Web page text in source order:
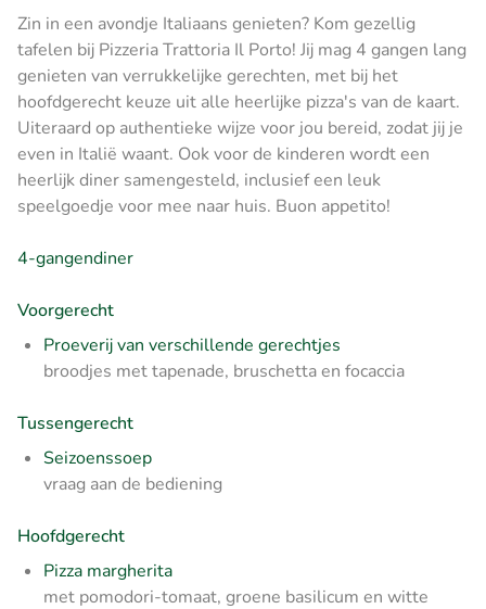
Zin in een avondje Italiaans genieten? Kom gezellig
tafelen bij Pizzeria Trattoria Il Porto! Jij mag 4 gangen lang
genieten van verrukkelijke gerechten, met bij het
hoofdgerecht keuze uit alle heerlijke pizza's van de kaart.
Uiteraard op authentieke wijze voor jou bereid, zodat jij je
even in Italië waant. Ook voor de kinderen wordt een
heerlijk diner samengesteld, inclusief een leuk
speelgoedje voor mee naar huis. Buon appetito!
4-gangendiner
Voorgerecht
Proeverij van verschillende gerechtjes
broodjes met tapenade, bruschetta en focaccia
Tussengerecht
Seizoenssoep
vraag aan de bediening
Hoofdgerecht
Pizza margherita
met pomodori-tomaat, groene basilicum en witte